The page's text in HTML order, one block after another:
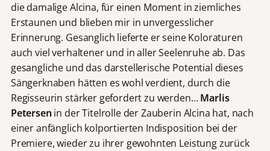
die damalige Alcina, für einen Moment in ziemliches
Erstaunen und blieben mir in unvergesslicher
Erinnerung. Gesanglich lieferte er seine Koloraturen
auch viel verhaltener und in aller Seelenruhe ab. Das
gesangliche und das darstellerische Potential dieses
Sängerknaben hätten es wohl verdient, durch die
Regisseurin stärker gefordert zu werden…Marlis
Petersenin der Titelrolle der Zauberin Alcina hat, nach
einer anfänglich kolportierten Indisposition bei der
Premiere, wieder zu ihrer gewohnten Leistung zurück